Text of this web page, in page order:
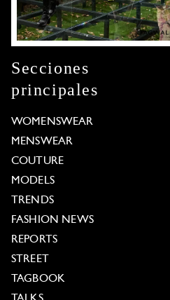
Secciones
principales
WOMENSWEAR
MENSWEAR
COUTURE
MODELS
TRENDS
FASHION NEWS
REPORTS
STREET
TAGBOOK